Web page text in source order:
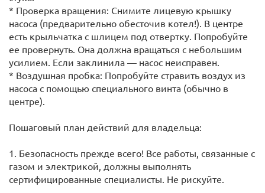
* Проверка вращения: Снимите лицевую крышку
насоса (предварительно обесточив котел!). В центре
есть крыльчатка с шлицем под отвертку. Попробуйте
ее провернуть. Она должна вращаться с небольшим
усилием. Если заклинила — насос неисправен.
* Воздушная пробка: Попробуйте стравить воздух из
насоса с помощью специального винта (обычно в
центре).
Пошаговый план действий для владельца:
1. Безопасность прежде всего! Все работы, связанные с
газом и электрикой, должны выполнять
сертифицированные специалисты. Не рискуйте.